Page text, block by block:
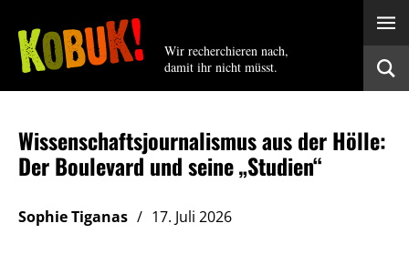
Wir recherchieren nach,
damit ihr nicht müsst.
Wissenschaftsjournalismus aus der Hölle:
Der Boulevard und seine „Studien“
Sophie Tiganas 17. Juli 2026